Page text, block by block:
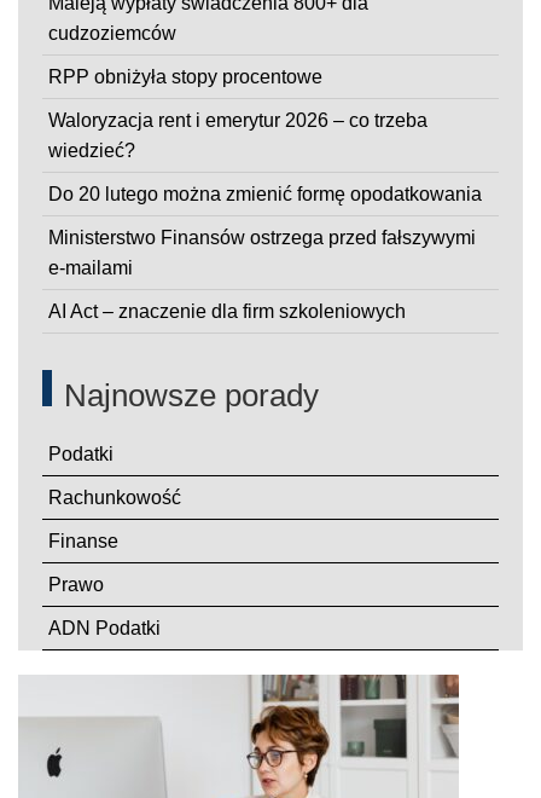
cudzoziemców
RPP obniżyła stopy procentowe
Waloryzacja rent i emerytur 2026 – co trzeba
wiedzieć?
Do 20 lutego można zmienić formę opodatkowania
Ministerstwo Finansów ostrzega przed fałszywymi
e-mailami
AI Act – znaczenie dla firm szkoleniowych
Najnowsze porady
Podatki
Rachunkowość
Finanse
Prawo
ADN Podatki